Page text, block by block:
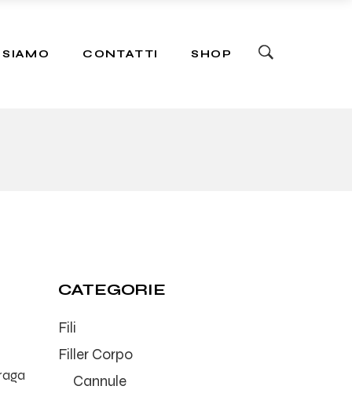
CONTATTI SHOP
CATEGORIE
Fili
Filler Corpo
Cannule